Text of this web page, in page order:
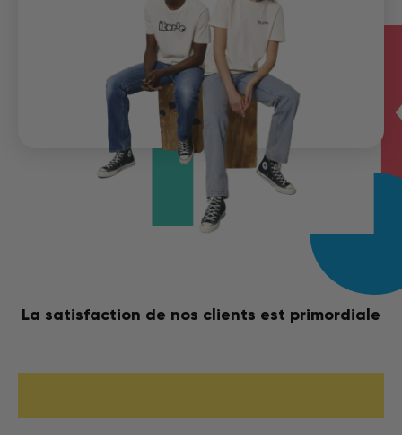
La satisfaction de nos clients est primordiale